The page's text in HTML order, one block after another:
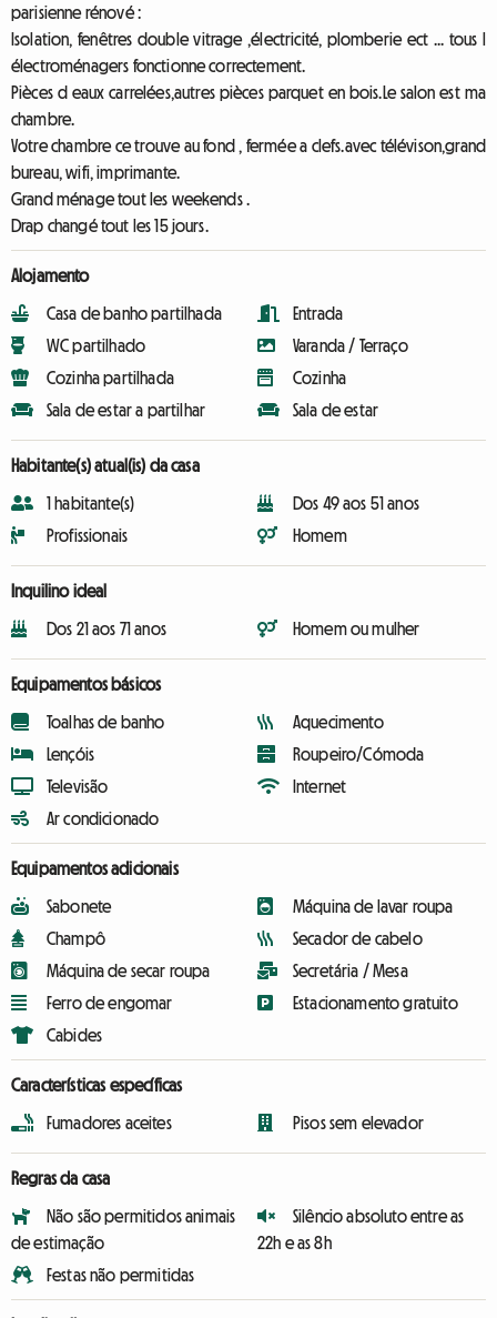
parisienne rénové :
Isolation, fenêtres double vitrage ,électricité, plomberie ect ... tous l
électroménagers fonctionne correctement.
Pièces d eaux carrelées,autres pièces parquet en bois.Le salon est ma
chambre.
Votre chambre ce trouve au fond , fermée a clefs.avec télévison,grand
bureau, wifi, imprimante.
Grand ménage tout les weekends .
Drap changé tout les 15 jours.
Alojamento
Casa de banho partilhada
WC partilhado
Cozinha partilhada
Sala de estar a partilhar
Entrada
Varanda / Terraço
Cozinha
Sala de estar
Habitante(s) atual(is) da casa
1 habitante(s)
Profissionais
Dos 49 aos 51 anos
Homem
Inquilino ideal
Dos 21 aos 71 anos Homem ou mulher
Equipamentos básicos
Toalhas de banho
Lençóis
Televisão
Ar condicionado
Aquecimento
Roupeiro/Cómoda
Internet
Equipamentos adicionais
Sabonete
Champô
Máquina de secar roupa
Ferro de engomar
Cabides
Máquina de lavar roupa
Secador de cabelo
Secretária / Mesa
Estacionamento gratuito
Características específicas
Fumadores aceites Pisos sem elevador
Regras da casa
Não são permitidos animais
de estimação
Festas não permitidas
Silêncio absoluto entre as
22h e as 8h